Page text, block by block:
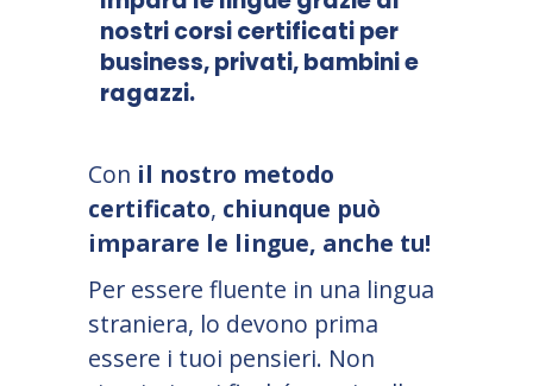
nostri corsi certificati per
business, privati, bambini e
ragazzi.
Con il nostro metodo
certificato, chiunque può
imparare le lingue, anche tu!
Per essere fluente in una lingua
straniera, lo devono prima
essere i tuoi pensieri. Non